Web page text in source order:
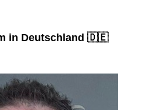
in Deutschland 🇩🇪